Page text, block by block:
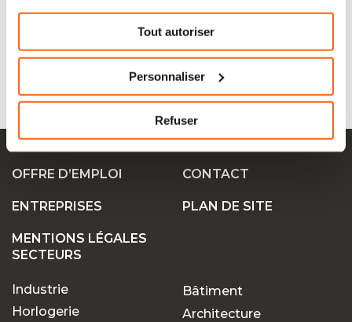
Tout autoriser
Personnaliser
Refuser
Ok Job SA
OFFRE D’EMPLOI
ENTREPRISES
MENTIONS LÉGALES
CONTACT
PLAN DE SITE
SECTEURS
Industrie
Horlogerie
Bâtiment
Architecture